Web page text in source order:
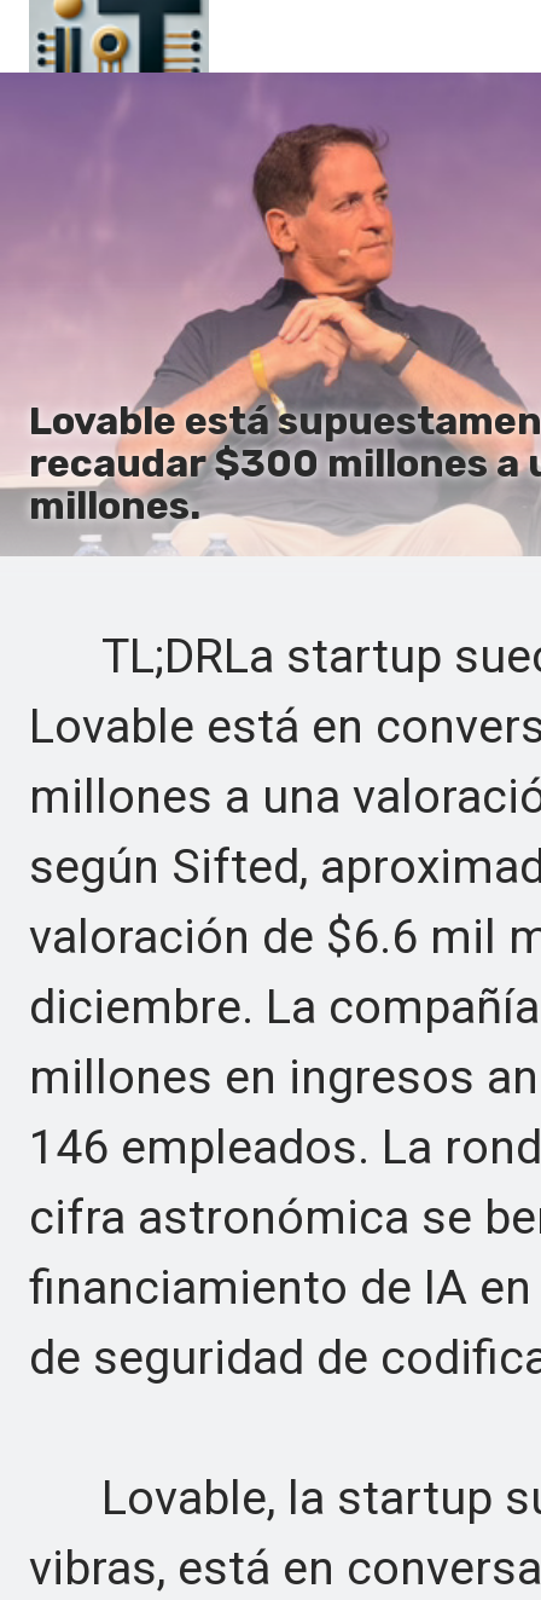
Lovable está
recaudar $300 millones a
millones.
TL;DRLa startup
Lovable está en
millones a una
según Sifted,
valoración de $6.6 mil
diciembre. La
millones en ingresos
146 empleados. La
cifra astronómica se
financiamiento de IA
de seguridad de
Lovable, la startup
vibras, está en